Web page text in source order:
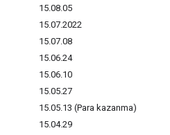
15.08.05
15.07.2022
15.07.08
15.06.24
15.06.10
15.05.27
15.05.13 (Para kazanma)
15.04.29